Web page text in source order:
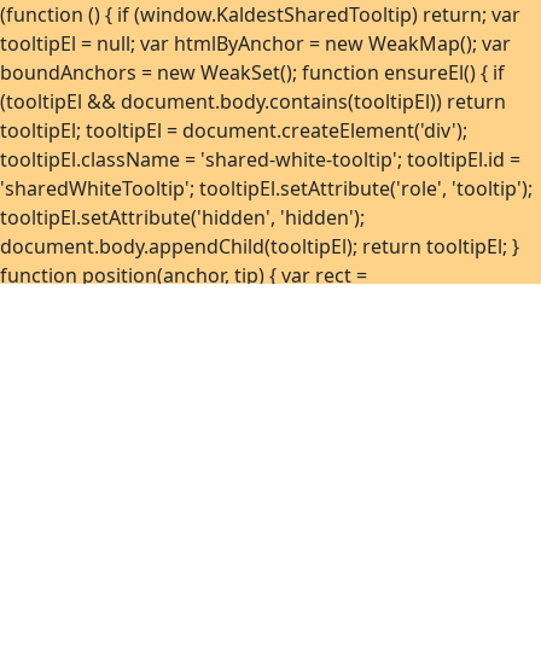
(function () { if (window.KaldestSharedTooltip) return; var
tooltipEl = null; var htmlByAnchor = new WeakMap(); var
boundAnchors = new WeakSet(); function ensureEl() { if
(tooltipEl && document.body.contains(tooltipEl)) return
tooltipEl; tooltipEl = document.createElement('div');
tooltipEl.className = 'shared-white-tooltip'; tooltipEl.id =
'sharedWhiteTooltip'; tooltipEl.setAttribute('role', 'tooltip');
tooltipEl.setAttribute('hidden', 'hidden');
document.body.appendChild(tooltipEl); return tooltipEl; }
function position(anchor, tip) { var rect =